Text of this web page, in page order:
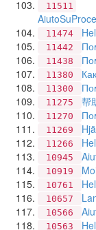
11511
11474
11442
11438
11380
11300
11275 帮
11270
11269
11266
10945
10919
10761
10657
10566
10563